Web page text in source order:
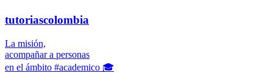
tutoriascolombia
La misión,
acompañar a personas
en el ámbito #academico 🎓